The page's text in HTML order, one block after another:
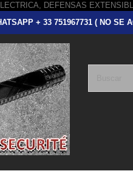
+ 33 751967731 ( NO SE